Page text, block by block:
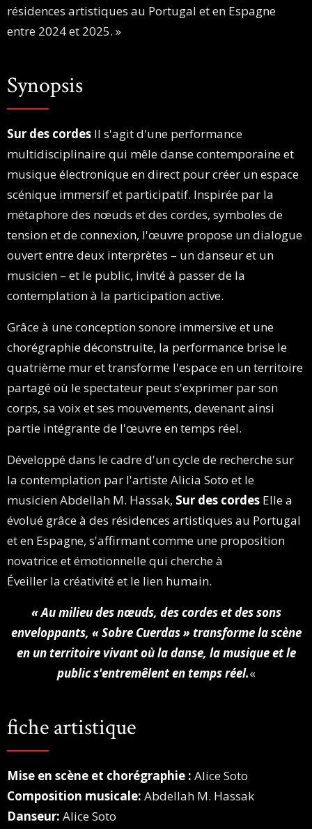
résidences artistiques au Portugal et en Espagne
entre 2024 et 2025. »
Synopsis
Sur des cordes Il s'agit d'une performance
multidisciplinaire qui mêle danse contemporaine et
musique électronique en direct pour créer un espace
scénique immersif et participatif. Inspirée par la
métaphore des nœuds et des cordes, symboles de
tension et de connexion, l'œuvre propose un dialogue
ouvert entre deux interprètes – un danseur et un
musicien – et le public, invité à passer de la
contemplation à la participation active.
Grâce à une conception sonore immersive et une
chorégraphie déconstruite, la performance brise le
quatrième mur et transforme l'espace en un territoire
partagé où le spectateur peut s'exprimer par son
corps, sa voix et ses mouvements, devenant ainsi
partie intégrante de l'œuvre en temps réel.
Développé dans le cadre d'un cycle de recherche sur
la contemplation par l'artiste Alicia Soto et le
musicien Abdellah M. Hassak, Sur des cordes Elle a
évolué grâce à des résidences artistiques au Portugal
et en Espagne, s'affirmant comme une proposition
novatrice et émotionnelle qui cherche à
Éveiller la créativité et le lien humain.
« Au milieu des nœuds, des cordes et des sons
enveloppants, « Sobre Cuerdas » transforme la scène
en un territoire vivant où la danse, la musique et le
public s'entremêlent en temps réel.«
fiche artistique
Mise en scène et chorégraphie : Alice Soto
Composition musicale: Abdellah M. Hassak
Danseur: Alice Soto